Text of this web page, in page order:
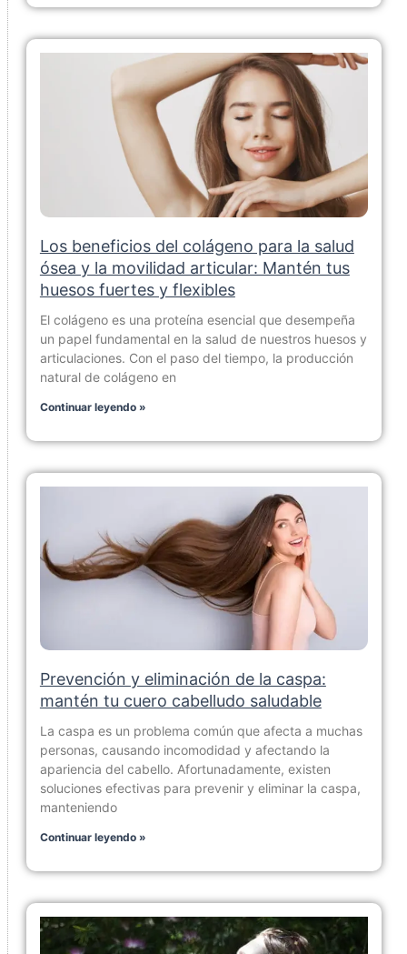
Los beneficios del colágeno para la salud
ósea y la movilidad articular: Mantén tus
huesos fuertes y flexibles
El colágeno es una proteína esencial que desempeña
un papel fundamental en la salud de nuestros huesos y
articulaciones. Con el paso del tiempo, la producción
natural de colágeno en
Continuar leyendo »
Prevención y eliminación de la caspa:
mantén tu cuero cabelludo saludable
La caspa es un problema común que afecta a muchas
personas, causando incomodidad y afectando la
apariencia del cabello. Afortunadamente, existen
soluciones efectivas para prevenir y eliminar la caspa,
manteniendo
Continuar leyendo »